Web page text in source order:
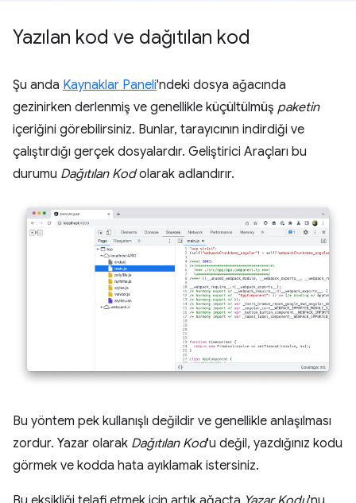
Yazılan kod ve dağıtılan kod
Şu anda Kaynaklar Paneli'ndeki dosya ağacında
gezinirken derlenmiş ve genellikle küçültülmüş paketin
içeriğini görebilirsiniz. Bunlar, tarayıcının indirdiği ve
çalıştırdığı gerçek dosyalardır. Geliştirici Araçları bu
durumu Dağıtılan Kodolarak adlandırır.
Bu yöntem pek kullanışlı değildir ve genellikle anlaşılması
zordur. Yazar olarak Dağıtılan Kod'u değil, yazdığınız kodu
görmek ve kodda hata ayıklamak istersiniz.